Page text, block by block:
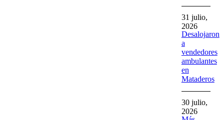
Desalojaron
a
vendedores
ambulantes
en
Mataderos
31 julio,
2026
30 julio,
2026